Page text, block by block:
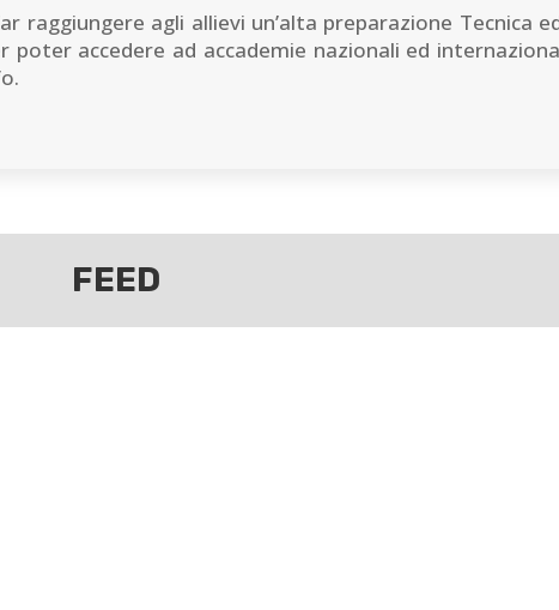
agli allievi un’alta preparazione Tecnica
accedere ad accademie nazionali ed
FEED